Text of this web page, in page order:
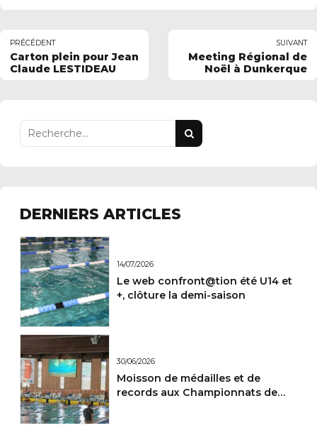
PRÉCÉDENT
Carton plein pour Jean
Claude LESTIDEAU
SUIVANT
Meeting Régional de
Noël à Dunkerque
DERNIERS ARTICLES
14/07/2026
Le web confront@tion été U14 et
+, clôture la demi-saison
30/06/2026
Moisson de médailles et de
records aux Championnats de